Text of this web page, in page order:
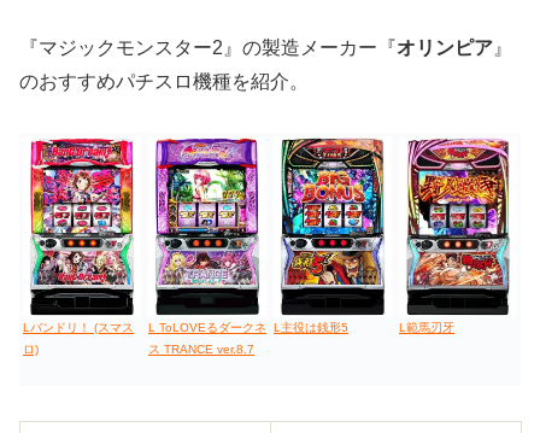
『マジックモンスター2』の製造メーカー『オリンピア 』
のおすすめパチスロ機種を紹介。
Lバンドリ！ (スマス
ロ)
L ToLOVEるダークネ
ス TRANCE ver.8.7
L主役は銭形5 L範馬刃牙